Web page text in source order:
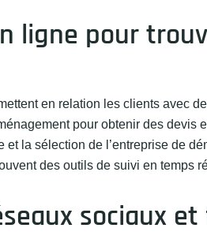
ligne pour
en relation les clients avec
pour obtenir des devis
la sélection de l’entreprise de
des outils de suivi en temps
sociaux